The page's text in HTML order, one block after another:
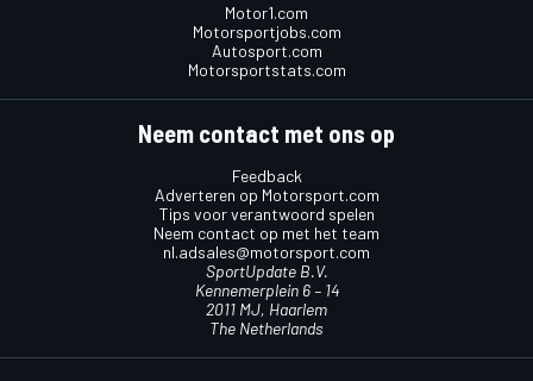
Motor1.com
Motorsportjobs.com
Autosport.com
Motorsportstats.com
Neem contact met ons op
Feedback
Adverteren op Motorsport.com
Tips voor verantwoord spelen
Neem contact op met het team
nl.adsales@motorsport.com
SportUpdate B.V.
Kennemerplein 6 – 14
2011 MJ, Haarlem
The Netherlands